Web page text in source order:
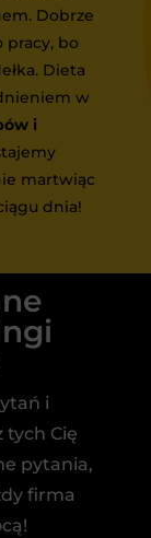
Dobrze
pracy, bo
Dieta
w
i
martwiąc
dnia!
i
tych Cię
pytania,
firma